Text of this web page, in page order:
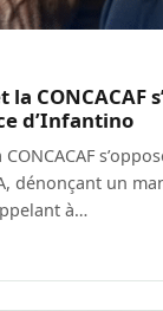
la CONCACAF
d’Infantino
CONCACAF
dénonçant un
à…